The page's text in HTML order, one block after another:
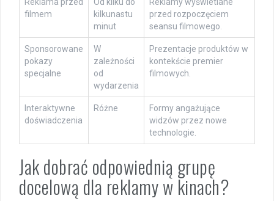
filmem
kilkunastu
minut
przed rozpoczęciem
seansu filmowego.
Sponsorowane
pokazy
specjalne
W
zależności
od
wydarzenia
Prezentacje produktów w
kontekście premier
filmowych.
Interaktywne
doświadczenia
Różne
Formy angażujące
widzów przez nowe
technologie.
Jak dobrać odpowiednią grupę
docelową dla reklamy w kinach?